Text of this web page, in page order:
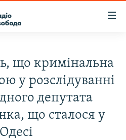
що кримінальна
у розслідуванні
депутата
що сталося у